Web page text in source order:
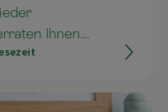
Ihnen
Weihnachten